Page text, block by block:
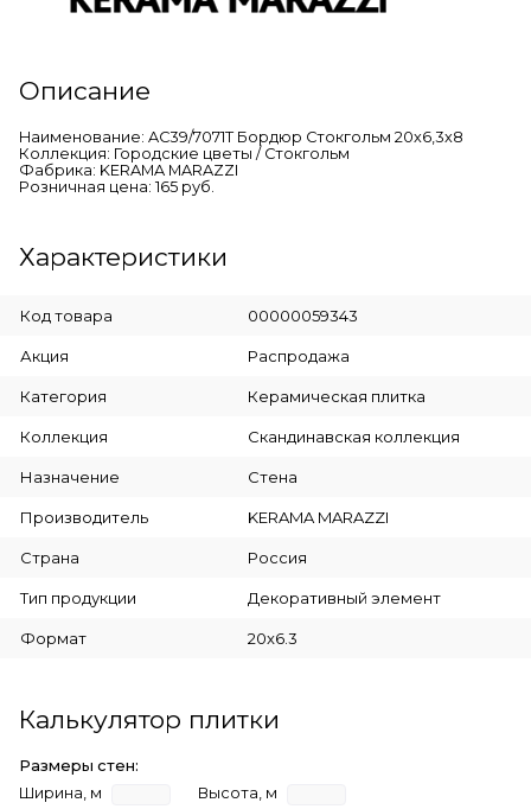
Описание
Наименование: AC39/7071T Бордюр Стокгольм 20х6,3х8
Коллекция: Городские цветы / Стокгольм
Фабрика: KERAMA MARAZZI
Розничная цена: 165 руб.
Характеристики
Код товара 00000059343
Акция Распродажа
Категория Керамическая плитка
Коллекция Скандинавская коллекция
Назначение Стена
Производитель KERAMA MARAZZI
Страна Россия
Тип продукции Декоративный элемент
Формат 20x6.3
Калькулятор плитки
Размеры стен:
Ширина, м
Высота, м